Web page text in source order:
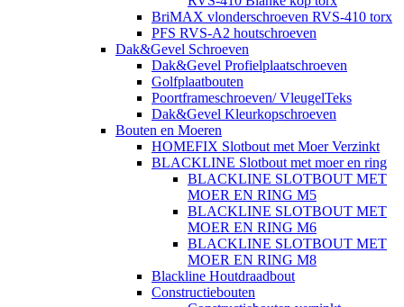
BriMAX vlonderschroeven RVS-410 torx
PFS RVS-A2 houtschroeven
Dak&Gevel Schroeven
Dak&Gevel Profielplaatschroeven
Golfplaatbouten
Poortframeschroeven/ VleugelTeks
Dak&Gevel Kleurkopschroeven
Bouten en Moeren
HOMEFIX Slotbout met Moer Verzinkt
BLACKLINE Slotbout met moer en ring
BLACKLINE SLOTBOUT MET
MOER EN RING M5
BLACKLINE SLOTBOUT MET
MOER EN RING M6
BLACKLINE SLOTBOUT MET
MOER EN RING M8
Blackline Houtdraadbout
Constructiebouten